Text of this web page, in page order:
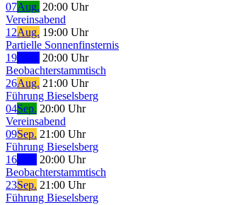
07Aug. 20:00 Uhr
Vereinsabend
12Aug. 19:00 Uhr
Partielle Sonnenfinsternis
19
20:00 Uhr
Beobachterstammtisch
26Aug. 21:00 Uhr
Führung Bieselsberg
04Sep. 20:00 Uhr
Vereinsabend
09Sep. 21:00 Uhr
Führung Bieselsberg
16
20:00 Uhr
Beobachterstammtisch
23Sep. 21:00 Uhr
Führung Bieselsberg